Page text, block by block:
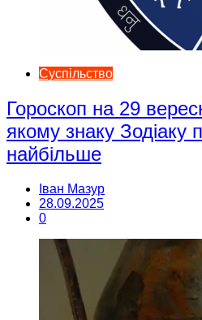
Суспільство
Гороскоп на 29
якому знаку Зодіаку
найбільше
Іван Мазур
28.09.2025
0